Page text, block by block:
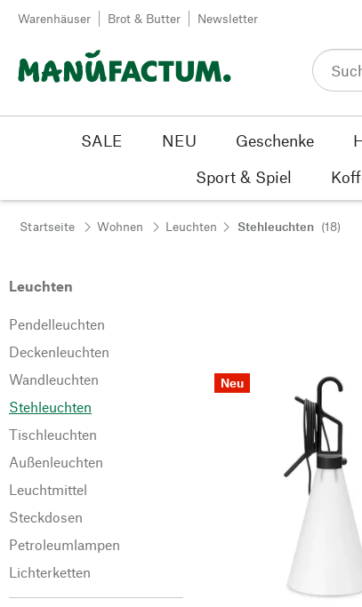
Zum Inhalt springen
Warenhäuser Brot & Butter Newsletter
SALE NEU Geschenke
Sport & Spiel
Startseite Wohnen Leuchten Stehleuchten (18)
Leuchten
Pendelleuchten
Deckenleuchten
Wandleuchten
Stehleuchten
Tischleuchten
Außenleuchten
Leuchtmittel
Steckdosen
Petroleumlampen
Lichterketten
Neu